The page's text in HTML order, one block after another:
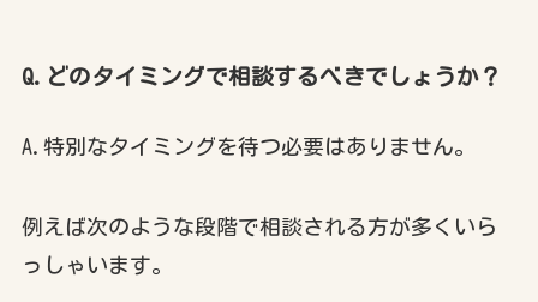
Q.どのタイミングで相談するべきでしょうか？
A.特別なタイミングを待つ必要はありません。
例えば次のような段階で相談される方が多くいら
っしゃいます。